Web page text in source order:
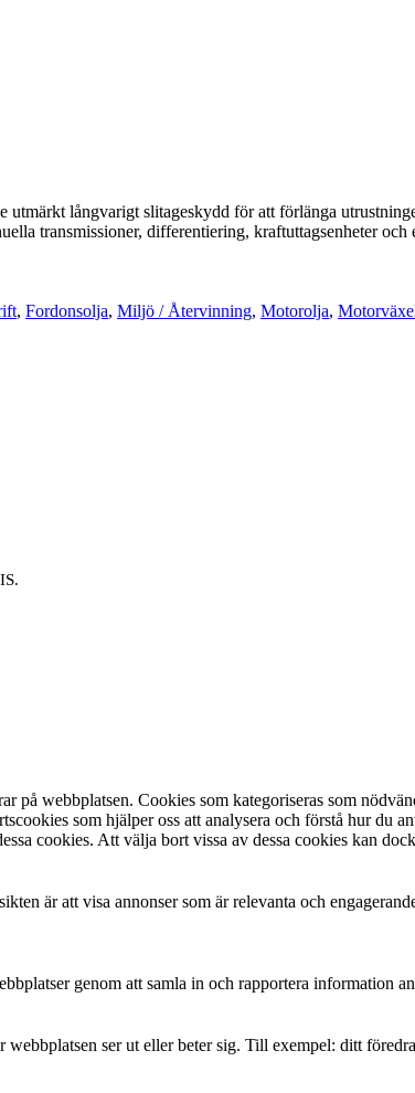
långvarigt slitageskydd för att förlänga
transmissioner, differentiering, kraftuttagsenheter och
, Fordonsolja, Miljö / Återvinning, Motorolja,
webbplatsen. Cookies som kategoriseras som
som hjälper oss att analysera och förstå hur du
cookies. Att välja bort vissa av dessa cookies kan
är att visa annonser som är relevanta och
genom att samla in och rapportera information
ser ut eller beter sig. Till exempel: ditt